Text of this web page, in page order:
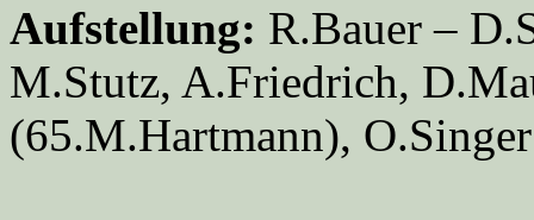
Aufstellung: R.Bauer –
M.Stutz, A.Friedrich,
(65.M.Hartmann),